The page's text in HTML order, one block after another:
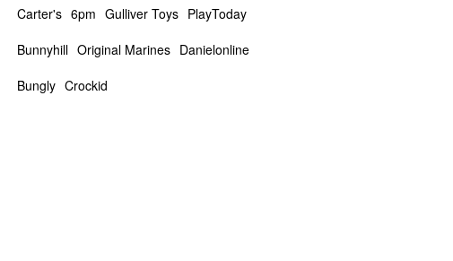
Carter's 6pm Gulliver Toys PlayToday
Bunnyhill Original Marines Danielonline
Bungly Crockid